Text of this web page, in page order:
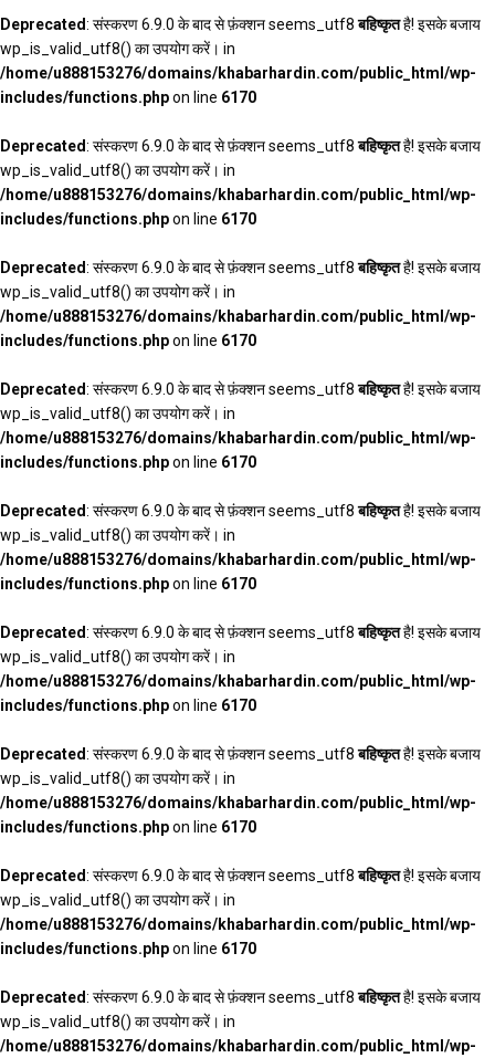
Deprecated: संस्करण 6.9.0 के बाद से फ़ंक्शन seems_utf8बहिष्कृतहै! इसके बजाय
wp_is_valid_utf8() का उपयोग करें। in
/home/u888153276/domains/khabarhardin.com/public_html/wp-
includes/functions.phpon line 6170
Deprecated: संस्करण 6.9.0 के बाद से फ़ंक्शन seems_utf8बहिष्कृतहै! इसके बजाय
wp_is_valid_utf8() का उपयोग करें। in
/home/u888153276/domains/khabarhardin.com/public_html/wp-
includes/functions.phpon line 6170
Deprecated: संस्करण 6.9.0 के बाद से फ़ंक्शन seems_utf8बहिष्कृतहै! इसके बजाय
wp_is_valid_utf8() का उपयोग करें। in
/home/u888153276/domains/khabarhardin.com/public_html/wp-
includes/functions.phpon line 6170
Deprecated: संस्करण 6.9.0 के बाद से फ़ंक्शन seems_utf8बहिष्कृतहै! इसके बजाय
wp_is_valid_utf8() का उपयोग करें। in
/home/u888153276/domains/khabarhardin.com/public_html/wp-
includes/functions.phpon line 6170
Deprecated: संस्करण 6.9.0 के बाद से फ़ंक्शन seems_utf8बहिष्कृतहै! इसके बजाय
wp_is_valid_utf8() का उपयोग करें। in
/home/u888153276/domains/khabarhardin.com/public_html/wp-
includes/functions.phpon line 6170
Deprecated: संस्करण 6.9.0 के बाद से फ़ंक्शन seems_utf8बहिष्कृतहै! इसके बजाय
wp_is_valid_utf8() का उपयोग करें। in
/home/u888153276/domains/khabarhardin.com/public_html/wp-
includes/functions.phpon line 6170
Deprecated: संस्करण 6.9.0 के बाद से फ़ंक्शन seems_utf8बहिष्कृतहै! इसके बजाय
wp_is_valid_utf8() का उपयोग करें। in
/home/u888153276/domains/khabarhardin.com/public_html/wp-
includes/functions.phpon line 6170
Deprecated: संस्करण 6.9.0 के बाद से फ़ंक्शन seems_utf8बहिष्कृतहै! इसके बजाय
wp_is_valid_utf8() का उपयोग करें। in
/home/u888153276/domains/khabarhardin.com/public_html/wp-
includes/functions.phpon line 6170
Deprecated: संस्करण 6.9.0 के बाद से फ़ंक्शन seems_utf8बहिष्कृतहै! इसके बजाय
wp_is_valid_utf8() का उपयोग करें। in
/home/u888153276/domains/khabarhardin.com/public_html/wp-